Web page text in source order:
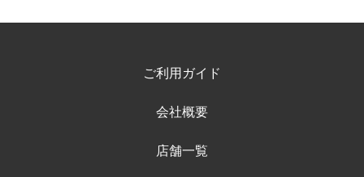
ご利用ガイド
会社概要
店舗一覧